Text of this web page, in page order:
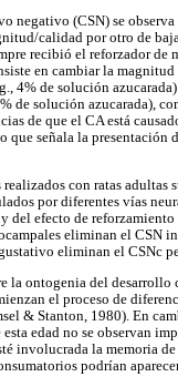
negativo (CSN) se
calidad por otro de
recibió el reforzador de
en cambiar la magnitud
4% de solución
de solución azucarada),
de que el CA está
que señala la presentación
con ratas
por diferentes vías
del efecto de
eliminan el CSN
eliminan el CSNc
la ontogenia del
el proceso de
& Stanton, 1980). En
edad no se observan
involucrada la memoria
podrían